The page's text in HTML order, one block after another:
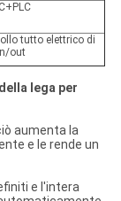
tutto elettrico di
out
lega per
aumenta la
e le rende un
e l'intera